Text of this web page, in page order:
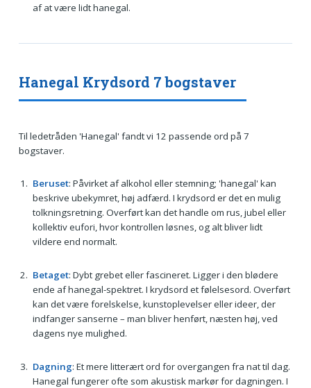
af at være lidt hanegal.
Hanegal Krydsord 7 bogstaver
Til ledetråden 'Hanegal' fandt vi 12 passende ord på 7
bogstaver.
Beruset: Påvirket af alkohol eller stemning; 'hanegal' kan
beskrive ubekymret, høj adfærd. I krydsord er det en mulig
tolkningsretning. Overført kan det handle om rus, jubel eller
kollektiv eufori, hvor kontrollen løsnes, og alt bliver lidt
vildere end normalt.
Betaget: Dybt grebet eller fascineret. Ligger i den blødere
ende af hanegal-spektret. I krydsord et følelsesord. Overført
kan det være forelskelse, kunstoplevelser eller ideer, der
indfanger sanserne – man bliver henført, næsten høj, ved
dagens nye mulighed.
Dagning: Et mere litterært ord for overgangen fra nat til dag.
Hanegal fungerer ofte som akustisk markør for dagningen. I